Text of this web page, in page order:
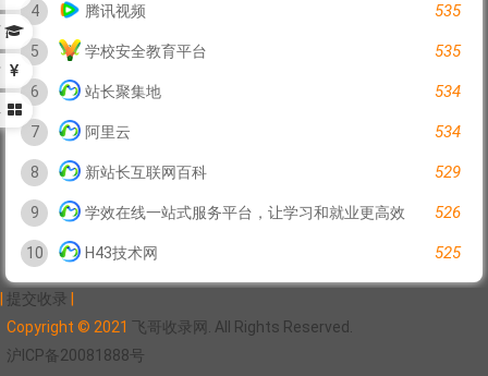
4 腾讯视频 535
5 学校安全教育平台 535
6 站长聚集地 534
7 阿里云 534
8 新站长互联网百科 529
9 学效在线一站式服务平台，让学习和就业更高效 526
10 H43技术网 525
提交收录
Copyright © 2021 飞哥收录网. All Rights Reserved.
沪ICP备20081888号